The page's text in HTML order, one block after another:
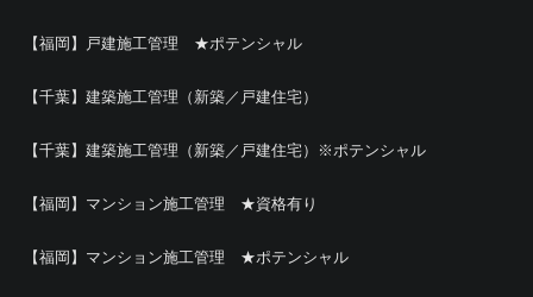
【福岡】戸建施工管理 ★ポテンシャル
【千葉】建築施工管理（新築／戸建住宅）
【千葉】建築施工管理（新築／戸建住宅）※ポテンシャル
【福岡】マンション施工管理 ★資格有り
【福岡】マンション施工管理 ★ポテンシャル